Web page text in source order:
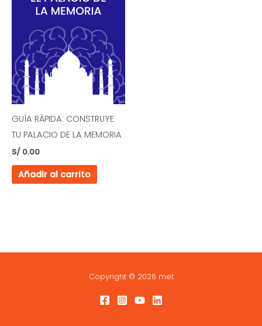
GUÍA RÁPIDA: CONSTRUYE
TU PALACIO DE LA MEMORIA
S/ 0.00
Añadir al carrito
Copyright © 2026 met